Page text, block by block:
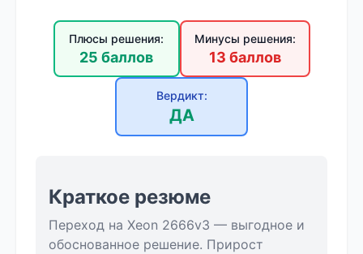
Плюсы решения:
25 баллов
Минусы решения:
13 баллов
Вердикт:
ДА
Краткое резюме
Переход на Xeon 2666v3 — выгодное и
обоснованное решение. Прирост